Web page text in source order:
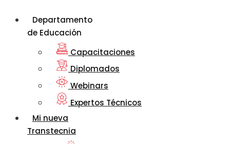
Departamento
de Educación
Capacitaciones
Diplomados
Webinars
Expertos Técnicos
Mi nueva
Transtecnia